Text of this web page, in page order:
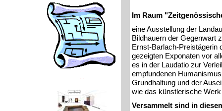
Im Raum
eine Ausstellung der
Bildhauern der Gegenwart
Ernst-Barlach-Preistägerin
gezeigten Exponaten vor
es in der Laudatio zur
empfundenen
Grundhaltung und der
wie das künstlerische
Versammelt sind in